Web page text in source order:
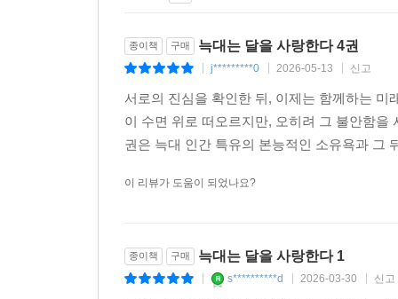
종이책 구매 늑대는 달을 사랑한다 4권
j*********0 2026-05-13 신고
서로의 진심을 확인한 뒤, 이제는 함께하는
이 수면 위로 떠오르지만, 오히려 그 불안함
권은 늑대 인간 특유의 본능적인 소유욕과 그
이 리뷰가 도움이 되었나요?
종이책 구매 늑대는 달을 사랑한다 1
s**********d 2026-03-30 신고